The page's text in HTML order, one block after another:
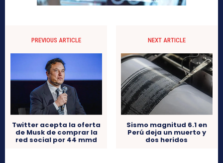
PREVIOUS ARTICLE
Twitter acepta la oferta
de Musk de comprar la
red social por 44 mmd
NEXT ARTICLE
Sismo magnitud 6.1 en
Perú deja un muerto y
dos heridos